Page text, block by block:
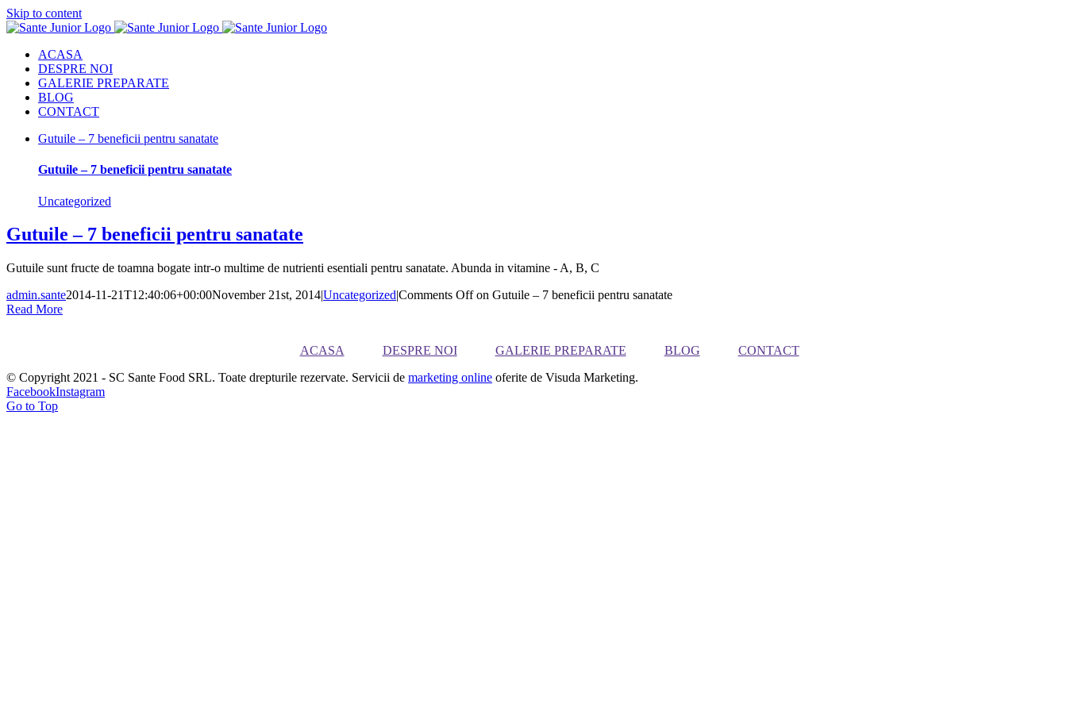
Skip to content
ACASA
DESPRE NOI
GALERIE PREPARATE
BLOG
CONTACT
Gutuile – 7 beneficii pentru sanatate
Gutuile – 7 beneficii pentru sanatate
Uncategorized
Gutuile – 7 beneficii pentru sanatate
Gutuile sunt fructe de toamna bogate intr-o multime de nutrienti esentiali pentru sanatate. Abunda in vitamine - A, B, C
admin.sante2014-11-21T12:40:06+00:00November 21st, 2014|Uncategorized|Comments Offon Gutuile – 7 beneficii pentru sanatate
Read More
ACASA DESPRE NOI GALERIE PREPARATE BLOG
CONTACT
© Copyright 2021 - SC Sante Food SRL. Toate drepturile rezervate. Servicii de marketing online oferite de Visuda Marketing.
FacebookInstagram
Go to Top